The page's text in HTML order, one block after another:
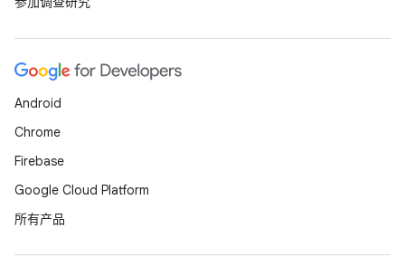
Android
Chrome
Firebase
Google Cloud Platform
所有产品